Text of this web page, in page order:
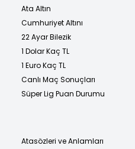
Ata Altın
Cumhuriyet Altını
22 Ayar Bilezik
1 Dolar Kaç TL
1 Euro Kaç TL
Canlı Maç Sonuçları
Süper Lig Puan Durumu
Atasözleri ve Anlamları